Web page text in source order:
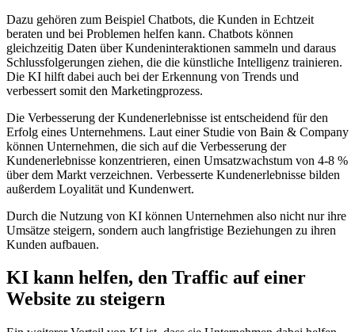
Dazu gehören zum Beispiel Chatbots, die Kunden in Echtzeit
beraten und bei Problemen helfen kann. Chatbots können
gleichzeitig Daten über Kundeninteraktionen sammeln und daraus
Schlussfolgerungen ziehen, die die künstliche Intelligenz trainieren.
Die KI hilft dabei auch bei der Erkennung von Trends und
verbessert somit den Marketingprozess.
Die Verbesserung der Kundenerlebnisse ist entscheidend für den
Erfolg eines Unternehmens. Laut einer Studie von Bain & Company
können Unternehmen, die sich auf die Verbesserung der
Kundenerlebnisse konzentrieren, einen Umsatzwachstum von 4-8 %
über dem Markt verzeichnen. Verbesserte Kundenerlebnisse bilden
außerdem Loyalität und Kundenwert.
Durch die Nutzung von KI können Unternehmen also nicht nur ihre
Umsätze steigern, sondern auch langfristige Beziehungen zu ihren
Kunden aufbauen.
KI kann helfen, den Traffic auf einer
Website zu steigern